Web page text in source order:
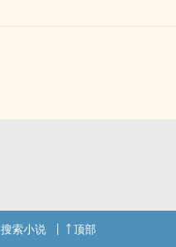
搜索小说 顶部